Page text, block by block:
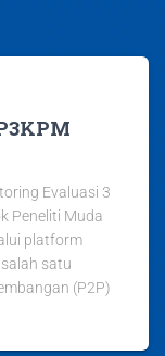
Evaluasi 3
Peneliti Muda
platform
satu
(P2P)